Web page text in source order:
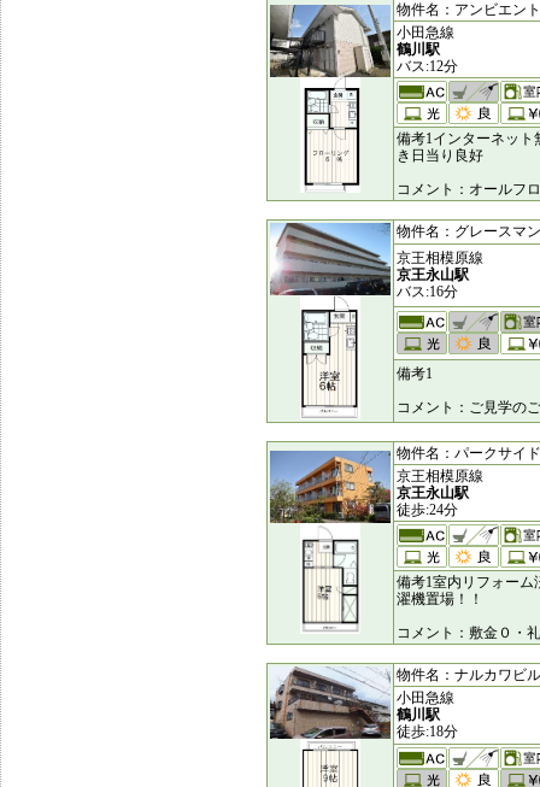
物件名：アンビエン
小田急線
鶴川駅
バス:12分
備考1インターネッ
き日当り良好
コメント：オールフ
物件名：グレースマ
京王相模原線
京王永山駅
バス:16分
備考1
コメント：ご見学の
物件名：パークサイ
京王相模原線
京王永山駅
徒歩:24分
備考1室内リフォー
濯機置場！！
コメント：敷金０・
物件名：ナルカワビ
小田急線
鶴川駅
徒歩:18分